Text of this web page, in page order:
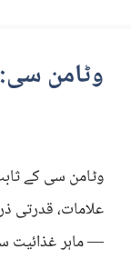
وٹامن سی:
وٹامن سی کے
علامات، قدرتی
— ماہر غذائیت